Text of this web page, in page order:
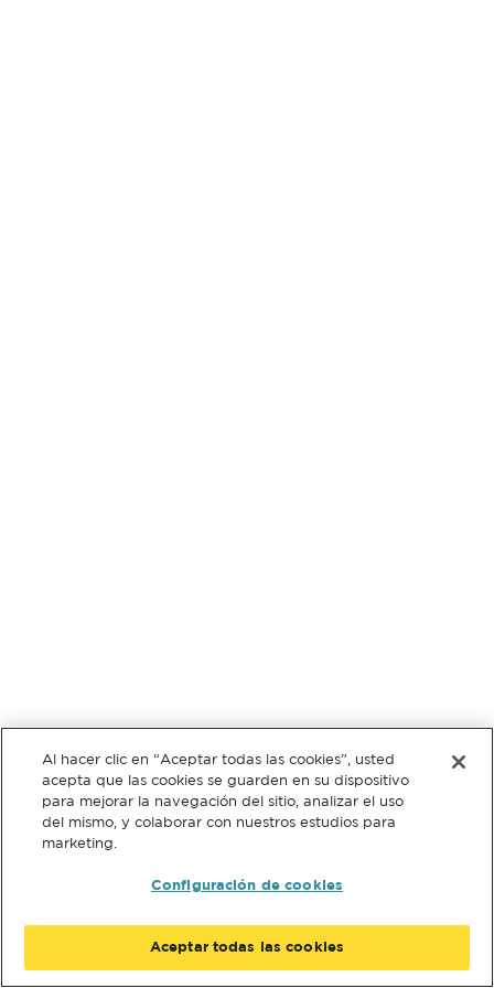
Al hacer clic en “Aceptar todas las cookies”, usted
acepta que las cookies se guarden en su dispositivo
para mejorar la navegación del sitio, analizar el uso
del mismo, y colaborar con nuestros estudios para
marketing.
Configuración de cookies
Aceptar todas las cookies